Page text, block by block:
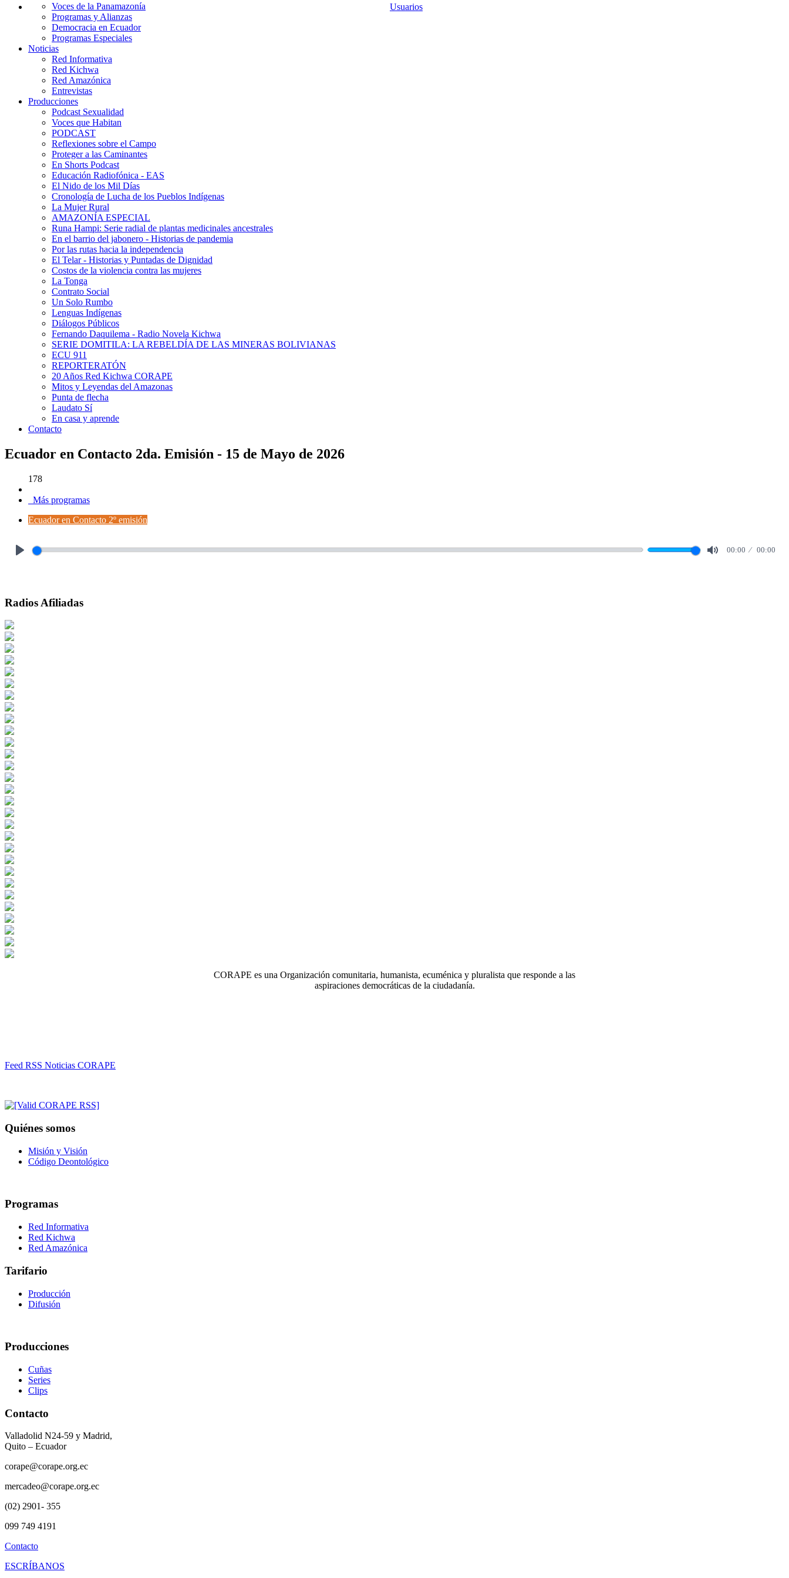
Usuarios
Voces de la Panamazonía
Programas y Alianzas
Democracia en Ecuador
Programas Especiales
Noticias
Red Informativa
Red Kichwa
Red Amazónica
Entrevistas
Producciones
Podcast Sexualidad
Voces que Habitan
PODCAST
Reflexiones sobre el Campo
Proteger a las Caminantes
En Shorts Podcast
Educación Radiofónica - EAS
El Nido de los Mil Días
Cronología de Lucha de los Pueblos Indígenas
La Mujer Rural
AMAZONÍA ESPECIAL
Runa Hampi: Serie radial de plantas medicinales ancestrales
En el barrio del jabonero - Historias de pandemia
Por las rutas hacia la independencia
El Telar - Historias y Puntadas de Dignidad
Costos de la violencia contra las mujeres
La Tonga
Contrato Social
Un Solo Rumbo
Lenguas Indígenas
Diálogos Públicos
Fernando Daquilema - Radio Novela Kichwa
SERIE DOMITILA: LA REBELDÍA DE LAS MINERAS BOLIVIANAS
ECU 911
REPORTERATÓN
20 Años Red Kichwa CORAPE
Mitos y Leyendas del Amazonas
Punta de flecha
Laudato Sí
En casa y aprende
Contacto
Ecuador en Contacto 2da. Emisión - 15 de Mayo de 2026
178
Más programas
Ecuador en Contacto 2º emisión
00:00 00:00
Radios Afiliadas
CORAPE es una Organización comunitaria, humanista, ecuménica y pluralista que responde a las
aspiraciones democráticas de la ciudadanía.
Feed RSS Noticias CORAPE
Quiénes somos
Misión y Visión
Código Deontológico
Programas
Red Informativa
Red Kichwa
Red Amazónica
Tarifario
Producción
Difusión
Producciones
Cuñas
Series
Clips
Contacto
Valladolid N24-59 y Madrid,
Quito – Ecuador
corape@corape.org.ec
mercadeo@corape.org.ec
(02) 2901- 355
099 749 4191
Contacto
ESCRÍBANOS